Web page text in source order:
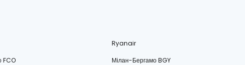
Ryanair
FCO
Мілан-Бергамо BGY